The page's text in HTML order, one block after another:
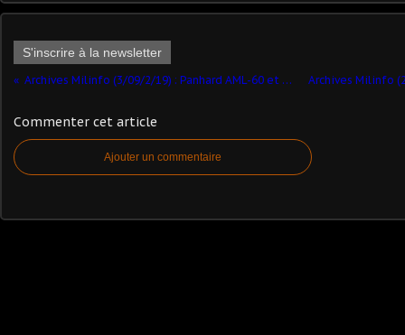
S'inscrire à la newsletter
Archives Milinfo (3/09/2/19) : Panhard AML-60 et 90 (1/32 - Publi-Pyrénées - par René Valette)
Commenter cet article
Ajouter un commentaire